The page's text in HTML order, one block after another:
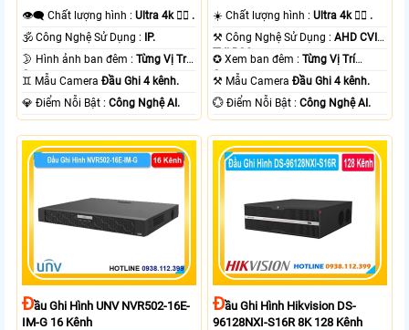
👁️‍🗨 Chất lượng hình :Ultra 4k 👍🏾 .
🕉️ Công Nghệ Sử Dụng :
IP.
🌛 Hình ảnh ban đêm :Từng Vị Trí
Camera .
♊ Mẫu CameraĐầu Ghi 4 kênh.
️💎 Điểm Nỗi Bật :Công Nghệ AI.
☀️ Chất lượng hình :Ultra 4k 👍🏾 .
⚒ Công Nghệ Sử Dụng :AHD CVI
TVI BCS.
✪ Xem ban đêm :Từng Vị Trí
Camera .
⚒ Mẫu CameraĐầu Ghi 4 kênh.
️💮 Điểm Nỗi Bật :Công Nghệ AI.
ĐẦu Ghi Hình UNV NVR502-16E-
IM-G 16 Kênh
ĐẦu Ghi Hình Hikvision DS-
96128NXI-S16R 8K 128 Kênh